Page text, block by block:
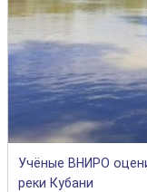
Учёные ВНИРО
реки Кубани